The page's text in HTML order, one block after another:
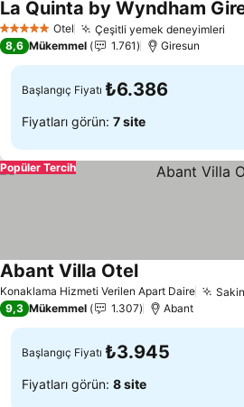
5 Yıldız Otel Çeşitli yemek deneyimleri
La Quinta by Wyndham
8,6 Mükemmel 1.761 Giresun
Başlangıç Fiyatı ₺6.386
Fiyatları görün: 7 site
Popüler Tercih
Konaklama Hizmeti Verilen Apart Daire
Abant Villa Otel
9,3 Mükemmel 1.307 Abant
Başlangıç Fiyatı ₺3.945
Fiyatları görün: 8 site